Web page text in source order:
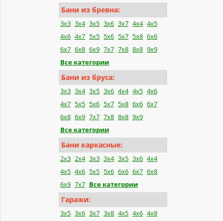
Бани из бревна:
3x3 3x4 3x5 3x6 3x7 4x4 4x5
4x6 4x7 5x5 5x6 5x7 5x8 6x6
6x7 6x8 6x9 7x7 7x8 8x8 9x9
Все категории
Бани из бруса:
3x3 3x4 3x5 3x6 4x4 4x5 4x6
4x7 5x5 5x6 5x7 5x8 6x6 6x7
6x8 6x9 7x7 7x8 8x8 9x9
Все категории
Бани каркасные:
2x3 2x4 3x3 3x4 3x5 3x6 4x4
4x5 4x6 5x5 5x6 6x6 6x7 6x8
6x9 7x7 Все категории
Гаражи:
3x5 3x6 3x7 3x8 4x5 4x6 4x8